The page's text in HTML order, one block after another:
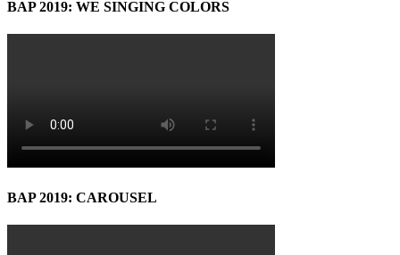
BAP 2019: WE SINGING COLORS
BAP 2019: CAROUSEL